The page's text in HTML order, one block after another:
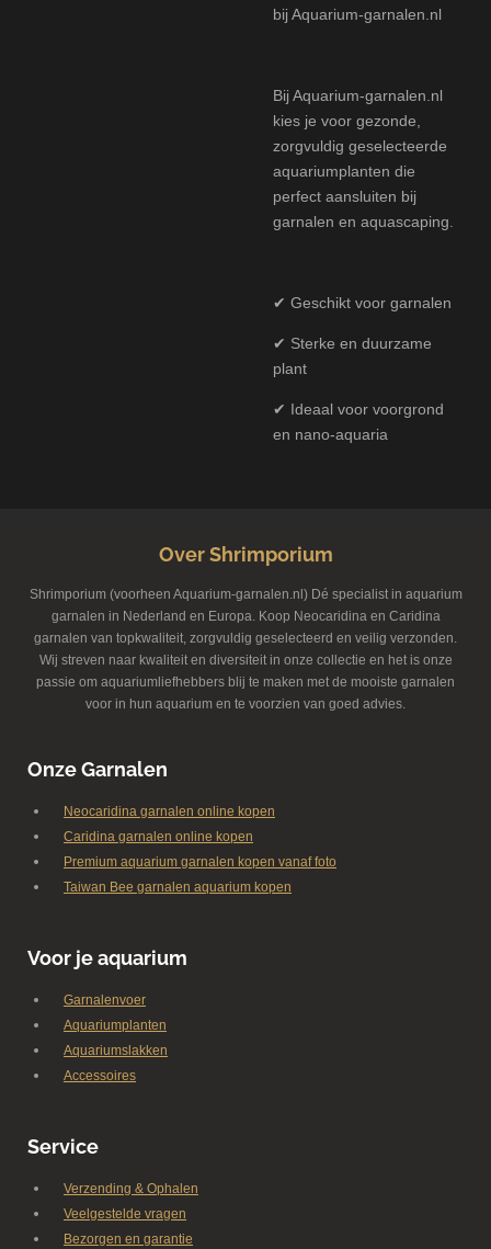
bij Aquarium-garnalen.nl
Bij Aquarium-garnalen.nl
kies je voor gezonde,
zorgvuldig geselecteerde
aquariumplanten die
perfect aansluiten bij
garnalen en aquascaping.
✔ Geschikt voor garnalen
✔ Sterke en duurzame
plant
✔ Ideaal voor voorgrond
en nano-aquaria
Over Shrimporium
Shrimporium (voorheen Aquarium-garnalen.nl) Dé specialist in aquarium
garnalen in Nederland en Europa. Koop Neocaridina en Caridina
garnalen van topkwaliteit, zorgvuldig geselecteerd en veilig verzonden.
Wij streven naar kwaliteit en diversiteit in onze collectie en het is onze
passie om aquariumliefhebbers blij te maken met de mooiste garnalen
voor in hun aquarium en te voorzien van goed advies.
Onze Garnalen
Neocaridina garnalen online kopen
Caridina garnalen online kopen
Premium aquarium garnalen kopen vanaf foto
Taiwan Bee garnalen aquarium kopen
Voor je aquarium
Garnalenvoer
Aquariumplanten
Aquariumslakken
Accessoires
Service
Verzending & Ophalen
Veelgestelde vragen
Bezorgen en garantie